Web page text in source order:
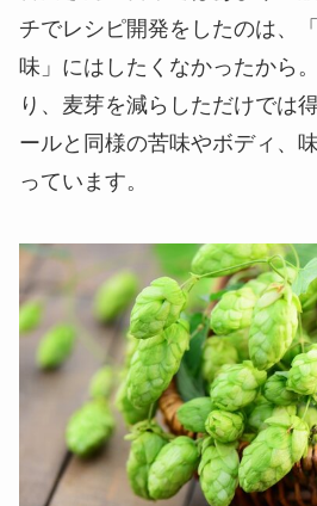
チでレシピ開発をしたのは、
味」にはしたくなかったから
り、麦芽を減らしただけでは
ールと同様の苦味やボディ、
っています。